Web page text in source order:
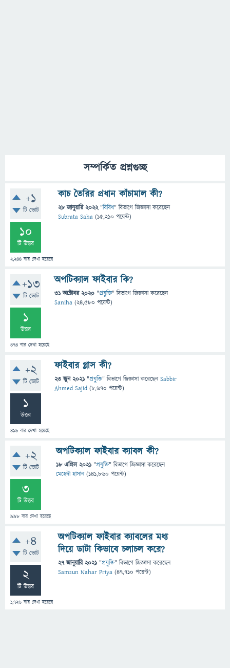
সম্পর্কিত প্রশ্নগুচ্ছ
+1
টি ভোট
10
টি উত্তর
2,244 বার দেখা হয়েছে
কাচ তৈরির প্রধান কাঁচামাল কী?
28 জানুয়ারি 2022 "বিবিধ" বিভাগে জিজ্ঞাসাকরেছেন
Subrata Saha (15,210 পয়েন্ট)
+13
টি ভোট
1
উত্তর
474 বার দেখা হয়েছে
অপটিক্যাল ফাইবার কি?
31 অক্টোবর 2020 "প্রযুক্তি" বিভাগে জিজ্ঞাসাকরেছেন
Saniha (24,580 পয়েন্ট)
+2
টি ভোট
1
উত্তর
416 বার দেখা হয়েছে
ফাইবার গ্লাস কী?
23 জুন 2021 "প্রযুক্তি" বিভাগে জিজ্ঞাসাকরেছেনSabbir
Ahmed Sajid (8,670 পয়েন্ট)
+2
টি ভোট
3
টি উত্তর
998 বার দেখা হয়েছে
অপটিক্যাল ফাইবার ক্যাবল কী?
18 এপ্রিল 2021 "প্রযুক্তি" বিভাগে জিজ্ঞাসাকরেছেন
মেহেদী হাসান (141,860 পয়েন্ট)
+4
টি ভোট
2
টি উত্তর
1,726 বার দেখা হয়েছে
অপটিক্যাল ফাইবার ক্যাবলের মধ্য
দিয়ে ডাটা কিভাবে চলাচল করে?
27 জানুয়ারি 2021 "প্রযুক্তি" বিভাগে জিজ্ঞাসাকরেছেন
Samsun Nahar Priya (47,710 পয়েন্ট)